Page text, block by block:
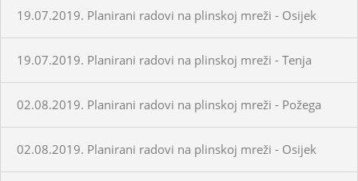
19.07.2019. Planirani radovi na plinskoj mreži - Osijek
19.07.2019. Planirani radovi na plinskoj mreži - Tenja
02.08.2019. Planirani radovi na plinskoj mreži - Požega
02.08.2019. Planirani radovi na plinskoj mreži - Osijek